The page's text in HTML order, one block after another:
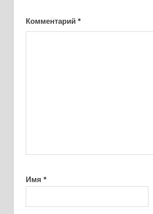
Комментарий *
Имя *